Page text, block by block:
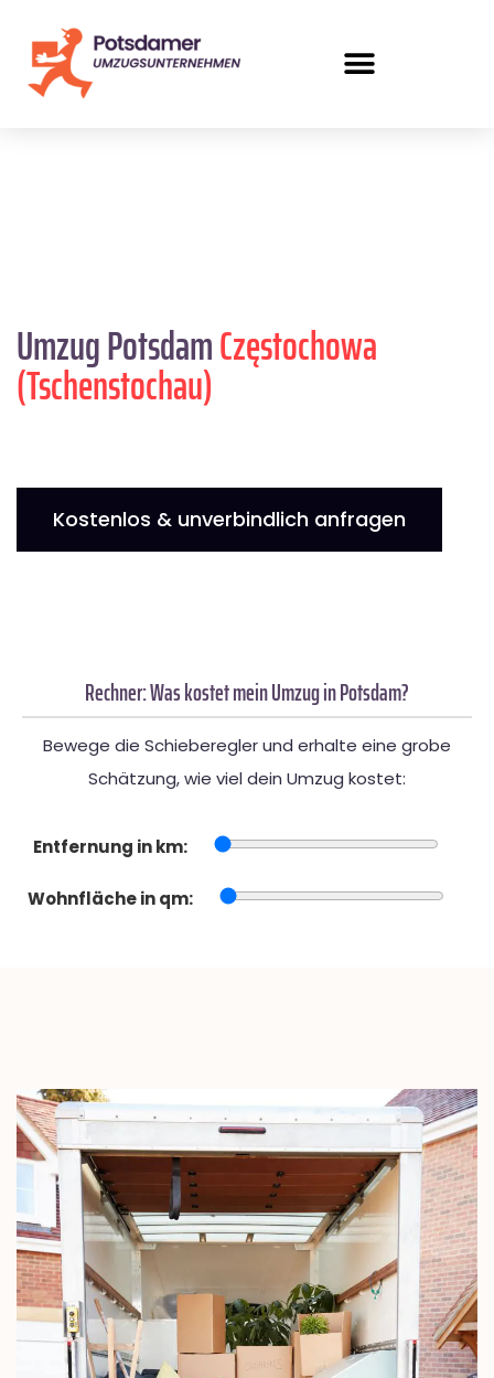
Umzug PotsdamCzęstochowa
(Tschenstochau)
Kostenlos & unverbindlich anfragen
Rechner: Was kostet mein Umzug in Potsdam?
Bewege die Schieberegler und erhalte eine grobe
Schätzung, wie viel dein Umzug kostet:
Entfernung in km:
Wohnfläche in qm: